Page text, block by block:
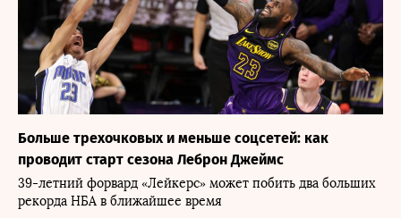
Больше трехочковых и меньше соцсетей: как
проводит старт сезона Леброн Джеймс
39-летний форвард «Лейкерс» может побить два больших
рекорда НБА в ближайшее время